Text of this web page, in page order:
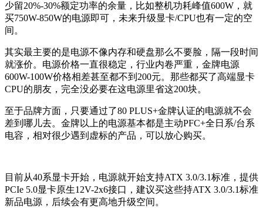
少留20%-30%额定功率的余量，比如整机功耗峰值600W，就
买750W-850W的电源即可，未来升级显卡/CPU也有一定的空
间。
其实最主要的是电源不像内存和硬盘那么不要脸，隔一段时间
就涨价。电源价格一直很稳定，行业内卷严重，金牌电源
600W-100W价格相差甚至都不到200元。那些都买了高端显卡
CPU的朋友，完全没必要在这电源里省这200块。
至于品牌方面，只要通过了80 PLUS+金牌认证的电源就不会
差到哪儿去。金牌以上的电源基本都是主动PFC+全日系/台系
电容，相对很少遇到虚标的产品，可以放心购买。
目前从40系显卡开始，电源就开始支持ATX 3.0/3.1标准，提供
PCIe 5.0显卡原生12V-2x6接口，建议买这些持ATX 3.0/3.1标准
新品电源，后续会有更高地升级空间。